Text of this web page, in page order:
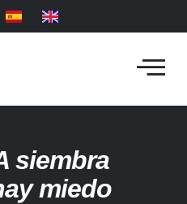
siembra
miedo